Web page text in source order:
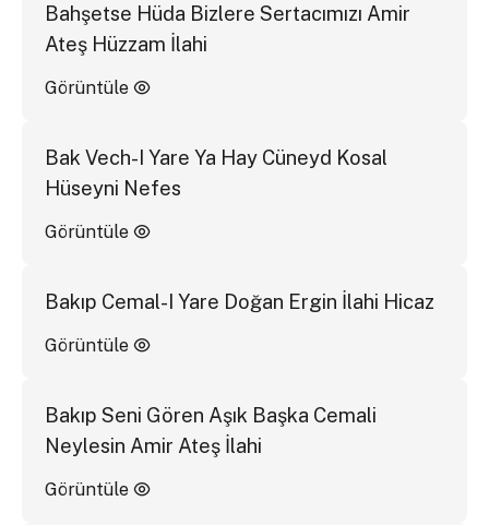
Bahşetse Hüda Bizlere Sertacımızı Amir
Ateş Hüzzam İlahi
Görüntüle
Bak Vech-I Yare Ya Hay Cüneyd Kosal
Hüseyni Nefes
Görüntüle
Bakıp Cemal-I Yare Doğan Ergin İlahi Hicaz
Görüntüle
Bakıp Seni Gören Aşık Başka Cemali
Neylesin Amir Ateş İlahi
Görüntüle